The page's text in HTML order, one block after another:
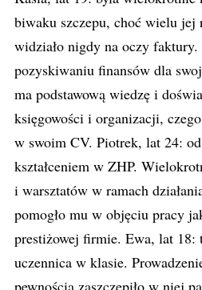
biwaku szczepu, choć wielu
widziało nigdy na oczy
pozyskiwaniu finansów dla
ma podstawową wiedzę i
księgowości i organizacji,
w swoim CV. Piotrek, lat 24: od
kształceniem w ZHP.
i warsztatów w ramach
pomogło mu w objęciu pracy
prestiżowej firmie. Ewa, lat 18:
uczennica w klasie.
pewnością zaszczepiło w niej